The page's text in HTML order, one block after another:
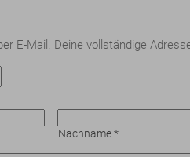
E-Mail. Deine vollständige
Nachname*